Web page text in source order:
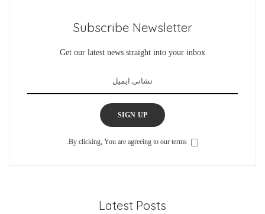
Subscribe Newsletter
Get our latest news straight into your inbox
SIGN UP
By clicking, You are agreeing to our terms.
Latest Posts